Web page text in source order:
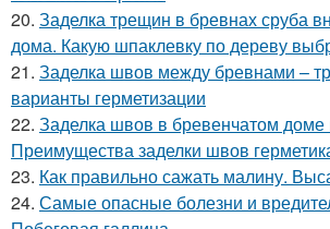
20. Заделка трещин в бревнах сруба
дома. Какую шпаклевку по дереву
21. Заделка швов между бревнами –
варианты герметизации
22. Заделка швов в бревенчатом доме
Преимущества заделки швов
23. Как правильно сажать малину.
24. Самые опасные болезни и